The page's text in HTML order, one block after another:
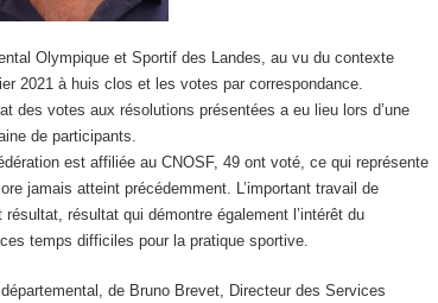
Olympique et Sportif des Landes, au vu du contexte
2021 à huis clos et les votes par correspondance.
des votes aux résolutions présentées a eu lieu lors d’une
de participants.
est affiliée au CNOSF, 49 ont voté, ce qui représente
jamais atteint précédemment. L’important travail de
résultat qui démontre également l’intérêt du
temps difficiles pour la pratique sportive.
de Bruno Brevet, Directeur des Services